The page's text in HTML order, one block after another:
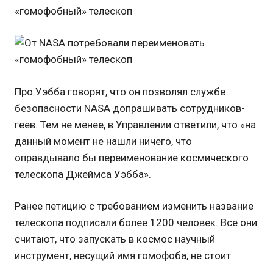
Про Уэбба говорят, что он позволял службе
безопасности NASA допрашивать сотрудников-
геев. Тем не менее, в Управлении ответили, что «на
данный момент не нашли ничего, что
оправдывало бы переименование космического
телескопа Джеймса Уэбба».
Ранее петицию с требованием изменить название
телескопа подписали более 1200 человек. Все они
считают, что запускать в космос научный
инструмент, несущий имя гомофоба, не стоит.